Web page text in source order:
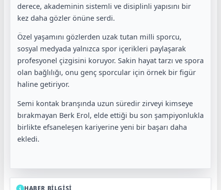
derece, akademinin sistemli ve disiplinli yapısını bir
kez daha gözler önüne serdi.
Özel yaşamını gözlerden uzak tutan milli sporcu,
sosyal medyada yalnızca spor içerikleri paylaşarak
profesyonel çizgisini koruyor. Sakin hayat tarzı ve spora
olan bağlılığı, onu genç sporcular için örnek bir figür
haline getiriyor.
Semi kontak branşında uzun süredir zirveyi kimseye
bırakmayan Berk Erol, elde ettiği bu son şampiyonlukla
birlikte efsaneleşen kariyerine yeni bir başarı daha
ekledi.
HABER BİLGİSİ